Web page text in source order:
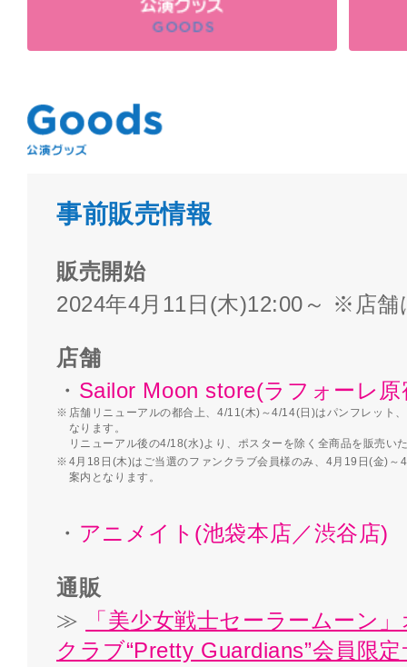
事前販売情報
販売開始
2024年4月11日(木)12:00～ ※店舗
店舗
・ Sailor Moon store(ラフォーレ原
店舗リニューアルの都合上、4/11(木)～4/14(日)はパンフレット
なります。
リニューアル後の4/18(水)より、ポスターを除く全商品を販売い
4月18日(木)はご当選のファンクラブ会員様のみ、4月19日(金)～
案内となります。
・ アニメイト(池袋本店／渋谷店)
通販
≫
「美少女戦士セーラームーン
クラブ“Pretty Guardians”会員限